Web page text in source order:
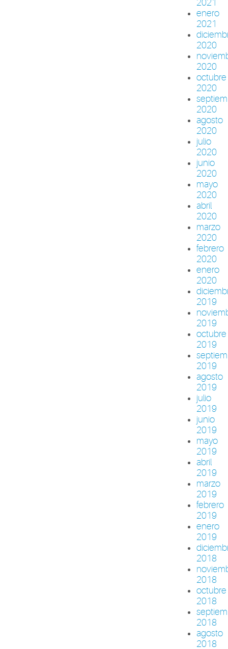
2021
enero
2021
2020
2020
octubre
2020
2020
agosto
2020
julio
2020
junio
2020
mayo
2020
abril
2020
marzo
2020
febrero
2020
enero
2020
2019
2019
octubre
2019
2019
agosto
2019
julio
2019
junio
2019
mayo
2019
abril
2019
marzo
2019
febrero
2019
enero
2019
2018
2018
octubre
2018
2018
agosto
2018